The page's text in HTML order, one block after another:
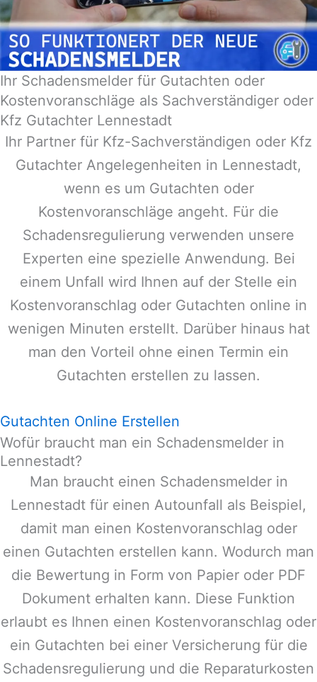
Ihr Schadensmelder für Gutachten oder
Kostenvoranschläge als Sachverständiger oder
Kfz Gutachter Lennestadt
Ihr Partner für Kfz-Sachverständigen oder Kfz
Gutachter Angelegenheiten in Lennestadt,
wenn es um Gutachten oder
Kostenvoranschläge angeht. Für die
Schadensregulierung verwenden unsere
Experten eine spezielle Anwendung. Bei
einem Unfall wird Ihnen auf der Stelle ein
Kostenvoranschlag oder Gutachten online in
wenigen Minuten erstellt. Darüber hinaus hat
man den Vorteil ohne einen Termin ein
Gutachten erstellen zu lassen.
Gutachten Online Erstellen
Wofür braucht man ein Schadensmelder in
Lennestadt?
Man braucht einen Schadensmelder in
Lennestadt für einen Autounfall als Beispiel,
damit man einen Kostenvoranschlag oder
einen Gutachten erstellen kann. Wodurch man
die Bewertung in Form von Papier oder PDF
Dokument erhalten kann. Diese Funktion
erlaubt es Ihnen einen Kostenvoranschlag oder
ein Gutachten bei einer Versicherung für die
Schadensregulierung und die Reparaturkosten